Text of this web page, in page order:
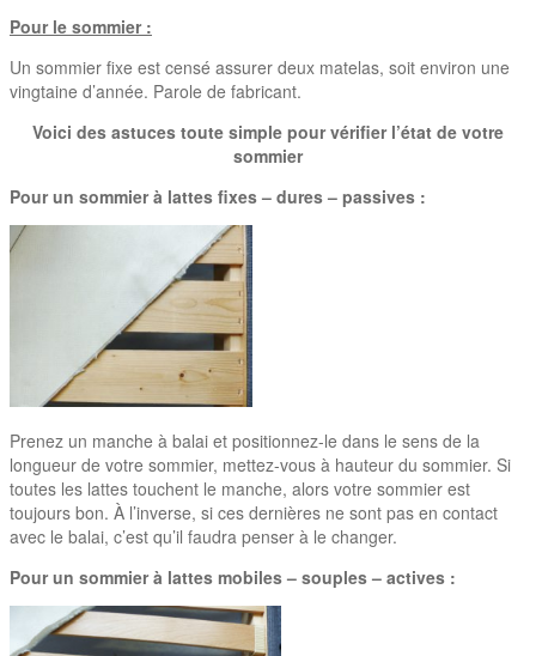
Pour le sommier :
Un sommier fixe est censé assurer deux matelas, soit environ une
vingtaine d’année. Parole de fabricant.
Voici des astuces toute simple pour vérifier l’état de votre
sommier
Pour un sommier à lattes fixes – dures – passives :
Prenez un manche à balai et positionnez-le dans le sens de la
longueur de votre sommier, mettez-vous à hauteur du sommier. Si
toutes les lattes touchent le manche, alors votre sommier est
toujours bon. À l’inverse, si ces dernières ne sont pas en contact
avec le balai, c’est qu’il faudra penser à le changer.
Pour un sommier à lattes mobiles – souples – actives :